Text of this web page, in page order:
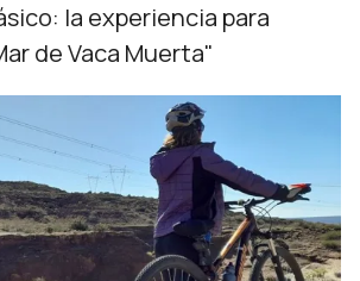
la experiencia para
de Vaca Muerta"